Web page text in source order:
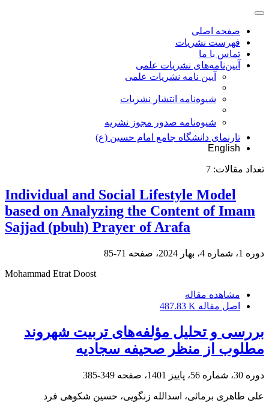
صفحه اصلی
فهرست نشریات
تماس با ما
آیین‌نامه‌های نشریات علمی
آیین نامه نشریات علمی
شیوه‌نامه انتشار نشریات
شیوهنامه صدور مجوز نشریه
تارنمای دانشگاه جامع امام حسین (ع)
English
تعداد مقالات: 7
Individual and Social Lifestyle Model
based on Analyzing the Content of Imam
Sajjad (pbuh) Prayer of Arafa
دوره 1، شماره 4، بهار 2024، صفحه
71-85
Mohammad Etrat Doost
مشاهده مقاله
اصل مقاله 487.83 K
بررسی و تحلیل مؤلفه‌های تربیت‌ شهروند
مطلوب از منظر صحیفه‌ سجادیه
دوره 30، شماره 56، پاییز 1401، صفحه 349-385
علی طاهری برمائی، اسدالله زنگویی، حسین شکوهی فرد